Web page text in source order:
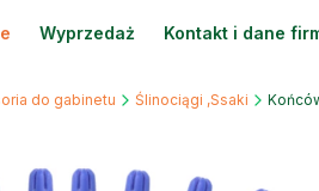
Wyprzedaż Kontakt i dane
do gabinetu Ślinociągi ,Ssaki